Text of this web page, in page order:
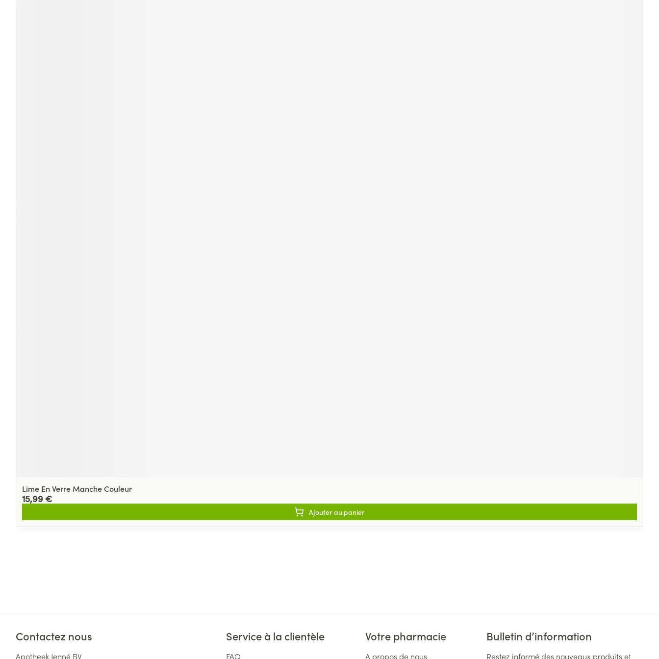
Lime En Verre Manche Couleur
15,99 €
Ajouter au panier
Contactez nous
Apotheek Jenné BV
Service à la clientèle
FAQ
Votre pharmacie
A propos de nous
Bulletin d’information
Restez informé des nouveaux produits et